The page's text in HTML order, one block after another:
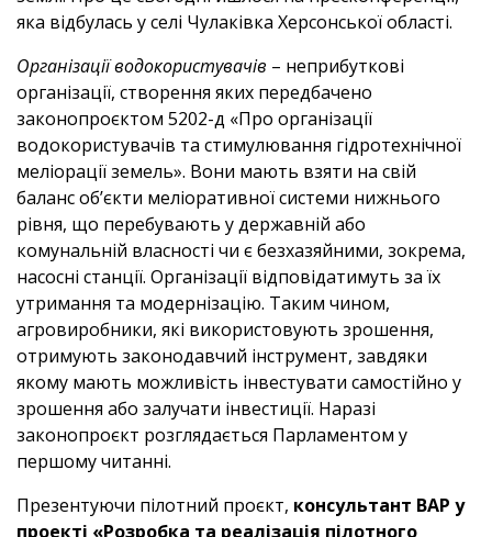
яка відбулась у селі Чулаківка Херсонської області.
Організації водокористувачів – неприбуткові
організації, створення яких передбачено
законопроєктом 5202-д «Про організації
водокористувачів та стимулювання гідротехнічної
меліорації земель». Вони мають взяти на свій
баланс об’єкти меліоративної системи нижнього
рівня, що перебувають у державній або
комунальній власності чи є безхазяйними, зокрема,
насосні станції. Організації відповідатимуть за їх
утримання та модернізацію. Таким чином,
агровиробники, які використовують зрошення,
отримують законодавчий інструмент, завдяки
якому мають можливість інвестувати самостійно у
зрошення або залучати інвестиції. Наразі
законопроєкт розглядається Парламентом у
першому читанні.
Презентуючи пілотний проєкт, консультант ВАР у
проекті «Розробка та реалізація пілотного